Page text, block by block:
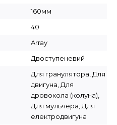
160мм
40
Array
Двоступеневий
Для гранулятора, Для
двигуна, Для
дровокола (колуна),
Для мульчера, Для
електродвигуна